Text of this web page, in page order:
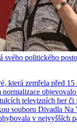
svého politického
která zemřela před
normalizace
televizních her či
souboru Divadla Na
v nejvyšších